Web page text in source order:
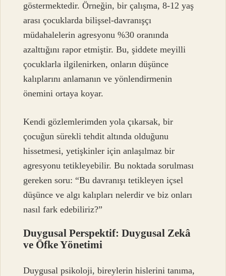
göstermektedir. Örneğin, bir çalışma, 8-12 yaş
arası çocuklarda bilişsel-davranışçı
müdahalelerin agresyonu %30 oranında
azalttığını rapor etmiştir. Bu, şiddete meyilli
çocuklarla ilgilenirken, onların düşünce
kalıplarını anlamanın ve yönlendirmenin
önemini ortaya koyar.
Kendi gözlemlerimden yola çıkarsak, bir
çocuğun sürekli tehdit altında olduğunu
hissetmesi, yetişkinler için anlaşılmaz bir
agresyonu tetikleyebilir. Bu noktada sorulması
gereken soru: “Bu davranışı tetikleyen içsel
düşünce ve algı kalıpları nelerdir ve biz onları
nasıl fark edebiliriz?”
Duygusal Perspektif:Duygusal Zekâ
ve Öfke Yönetimi
Duygusal psikoloji, bireylerin hislerini tanıma,